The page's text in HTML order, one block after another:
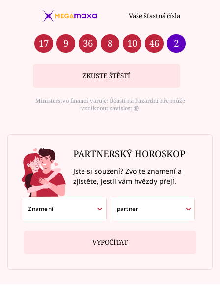
Vaše šťastná čísla
17 9 36 8 10 46 2
ZKUSTE ŠTĚSTÍ
Ministerstvo financí varuje: Účastí na hazardní hře může
vzniknout závislost ⑱
PARTNERSKÝ HOROSKOP
Jste si souzení? Zvolte znamení a
zjistěte, jestli vám hvězdy přejí.
VYPOČÍTAT